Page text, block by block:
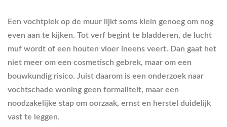
Een vochtplek op de muur lijkt soms klein genoeg om nog
even aan te kijken. Tot verf begint te bladderen, de lucht
muf wordt of een houten vloer ineens veert. Dan gaat het
niet meer om een cosmetisch gebrek, maar om een
bouwkundig risico. Juist daarom is een onderzoek naar
vochtschade woning geen formaliteit, maar een
noodzakelijke stap om oorzaak, ernst en herstel duidelijk
vast te leggen.